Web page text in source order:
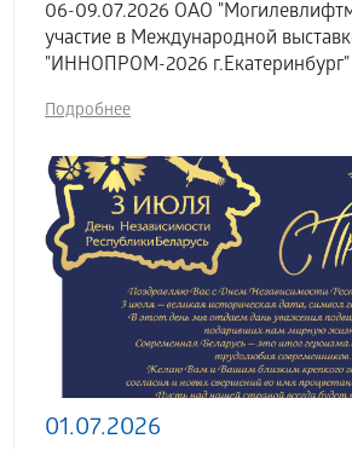
06-09.07.2026 ОАО
участие в Международной
"ИННОПРОМ-2026 г.Екатеринбург"
Подробнее
01.07.2026